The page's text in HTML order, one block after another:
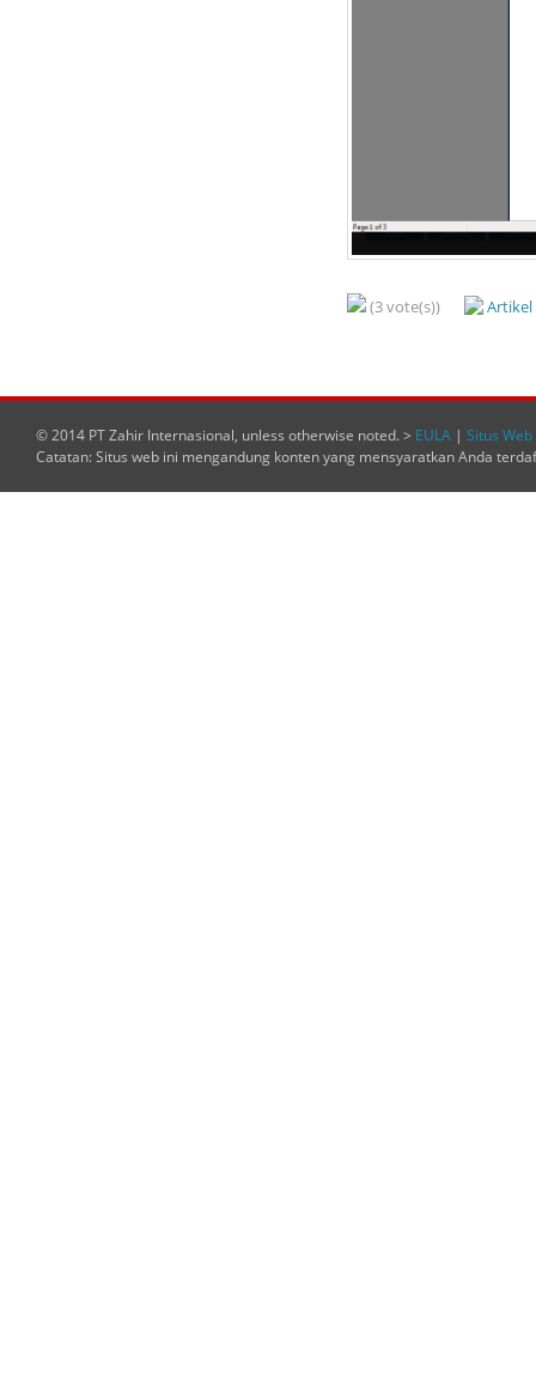
(3 vote(s))
© 2014 PT Zahir Internasional, unless otherwise noted. > EULA | Situs
Catatan: Situs web ini mengandung konten yang mensyaratkan Anda